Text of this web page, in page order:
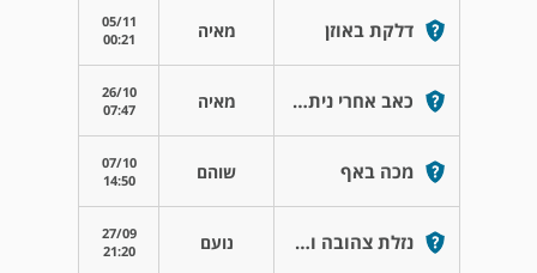
דלקת באוזן מאיה
05/11
00:21
כאב אחרי ניתוח אף מאיה
26/10
07:47
מכה באף שוהם
07/10
14:50
נזלת צהובה וליחה נועם
27/09
21:20